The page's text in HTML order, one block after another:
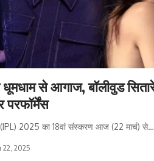
से आगाज, बॉलीवुड
परफॉर्मेंस
(IPL) 2025 का 18वां संस्करण आज (22 मार्च) से…
22, 2025